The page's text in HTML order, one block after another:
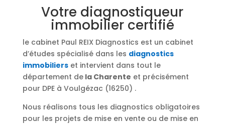
Votre diagnostiqueur
immobilier certifié
le cabinet Paul REIX Diagnostics est un cabinet
d’études spécialisé dans les diagnostics
immobilierset intervient dans tout le
département dela Charente et précisément
pour DPE à Voulgézac (16250) .
Nous réalisons tous les diagnostics obligatoires
pour les projets de mise en vente ou de mise en